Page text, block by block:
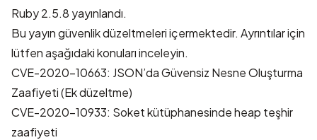
Ruby 2.5.8 yayınlandı.
Bu yayın güvenlik düzeltmeleri içermektedir. Ayrıntılar için
lütfen aşağıdaki konuları inceleyin.
CVE-2020-10663: JSON’da Güvensiz Nesne Oluşturma
Zaafiyeti (Ek düzeltme)
CVE-2020-10933: Soket kütüphanesinde heap teşhir
zaafiyeti